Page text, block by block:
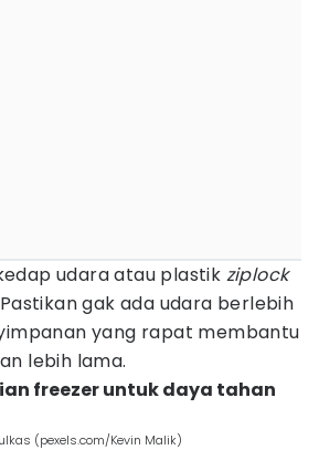
udara atau plastik ziplock
gak ada udara berlebih
yang rapat membantu
lebih lama.
freezer untuk daya tahan
(pexels.com/Kevin Malik)